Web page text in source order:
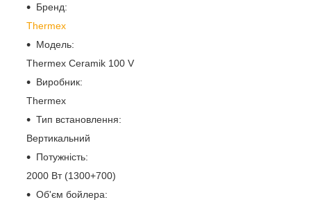
Бренд:
Thermex
Модель:
Thermex Ceramik 100 V
Виробник:
Thermex
Тип встановлення:
Вертикальний
Потужність:
2000 Вт (1300+700)
Об'єм бойлера: